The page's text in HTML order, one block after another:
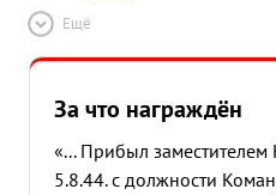
Ещё
За что награждён
«... Прибыл
5.8.44. с должности